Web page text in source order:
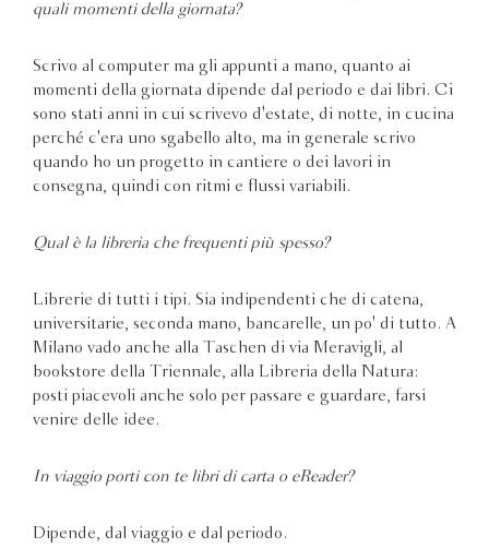
quali momenti della giornata?
Scrivo al computer ma gli appunti a mano, quanto ai
momenti della giornata dipende dal periodo e dai libri. Ci
sono stati anni in cui scrivevo d'estate, di notte, in cucina
perché c'era uno sgabello alto, ma in generale scrivo
quando ho un progetto in cantiere o dei lavori in
consegna, quindi con ritmi e flussi variabili.
Qual è la libreria che frequenti più spesso?
Librerie di tutti i tipi. Sia indipendenti che di catena,
universitarie, seconda mano, bancarelle, un po' di tutto. A
Milano vado anche alla Taschen di via Meravigli, al
bookstore della Triennale, alla Libreria della Natura:
posti piacevoli anche solo per passare e guardare, farsi
venire delle idee.
In viaggio porti con te libri di carta o eReader?
Dipende, dal viaggio e dal periodo.